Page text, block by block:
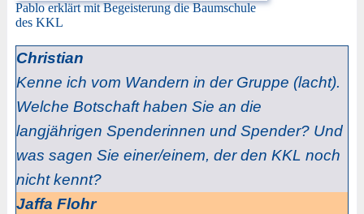
Pablo erklärt mit Begeisterung die Baumschule
des KKL
Christian
Kenne ich vom Wandern in der Gruppe (lacht).
Welche Botschaft haben Sie an die
langjährigen Spenderinnen und Spender? Und
was sagen Sie einer/einem, der den KKL noch
nicht kennt?
Jaffa Flohr